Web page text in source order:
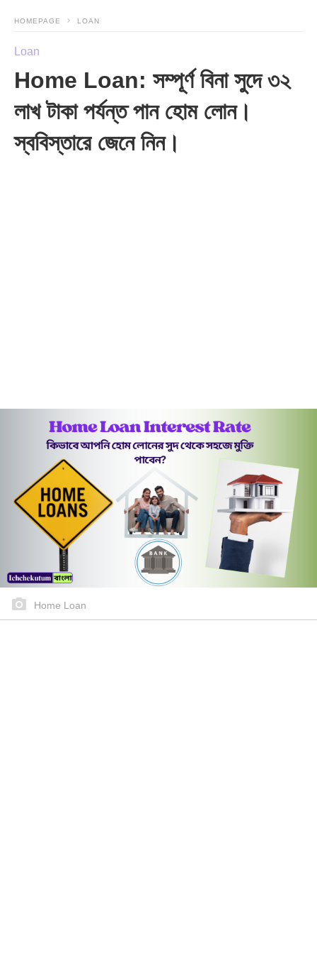
HOMEPAGE LOAN
Loan
Home Loan: সম্পূর্ণ বিনা সুদে ৩২
লাখ টাকা পর্যন্ত পান হোম লোন।
স্ববিস্তারে জেনে নিন।
Home Loan